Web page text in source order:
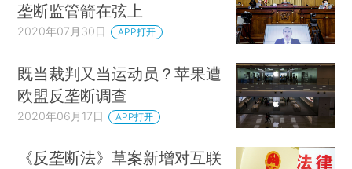
垄断监管箭在弦上
2020年07月30日 APP打开
既当裁判又当运动员？苹果遭
欧盟反垄断调查
2020年06月17日 APP打开
《反垄断法》草案新增对互联